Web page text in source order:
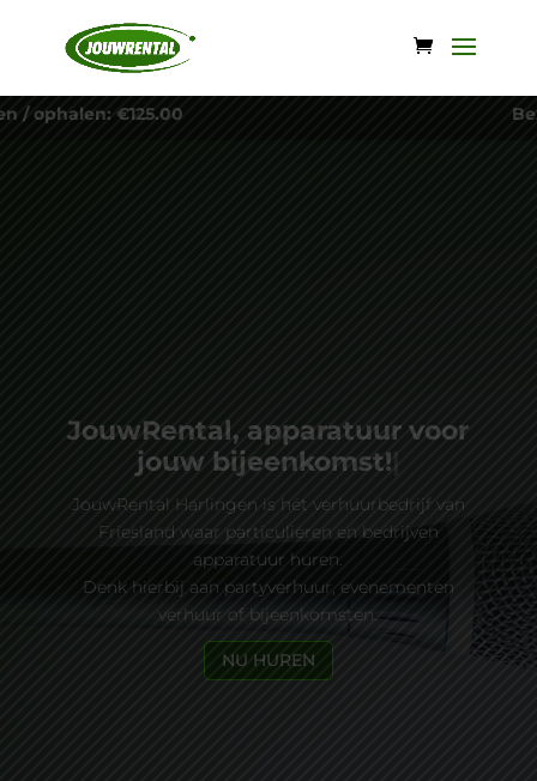
Bezorgen / ophalen
JouwRental, apparatuur voor
jouwbij|
JouwRental Harlingen is hét verhuurbedrijf van
Friesland waar particulieren en bedrijven
apparatuur huren.
Denk hierbij aan partyverhuur, evenementen
verhuur of bijeenkomsten.
NU HUREN